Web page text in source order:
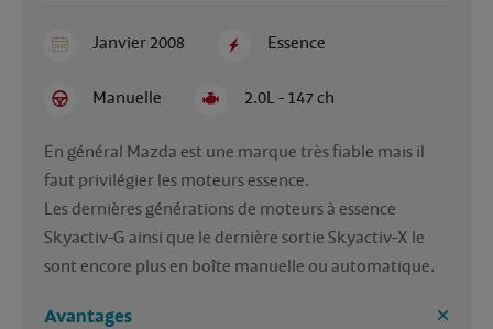
Janvier 2008 Essence
Manuelle 2.0L - 147 ch
En général Mazda est une marque très fiable mais il
faut privilégier les moteurs essence.
Les dernières générations de moteurs à essence
Skyactiv-G ainsi que le dernière sortie Skyactiv-X le
sont encore plus en boîte manuelle ou automatique.
Avantages